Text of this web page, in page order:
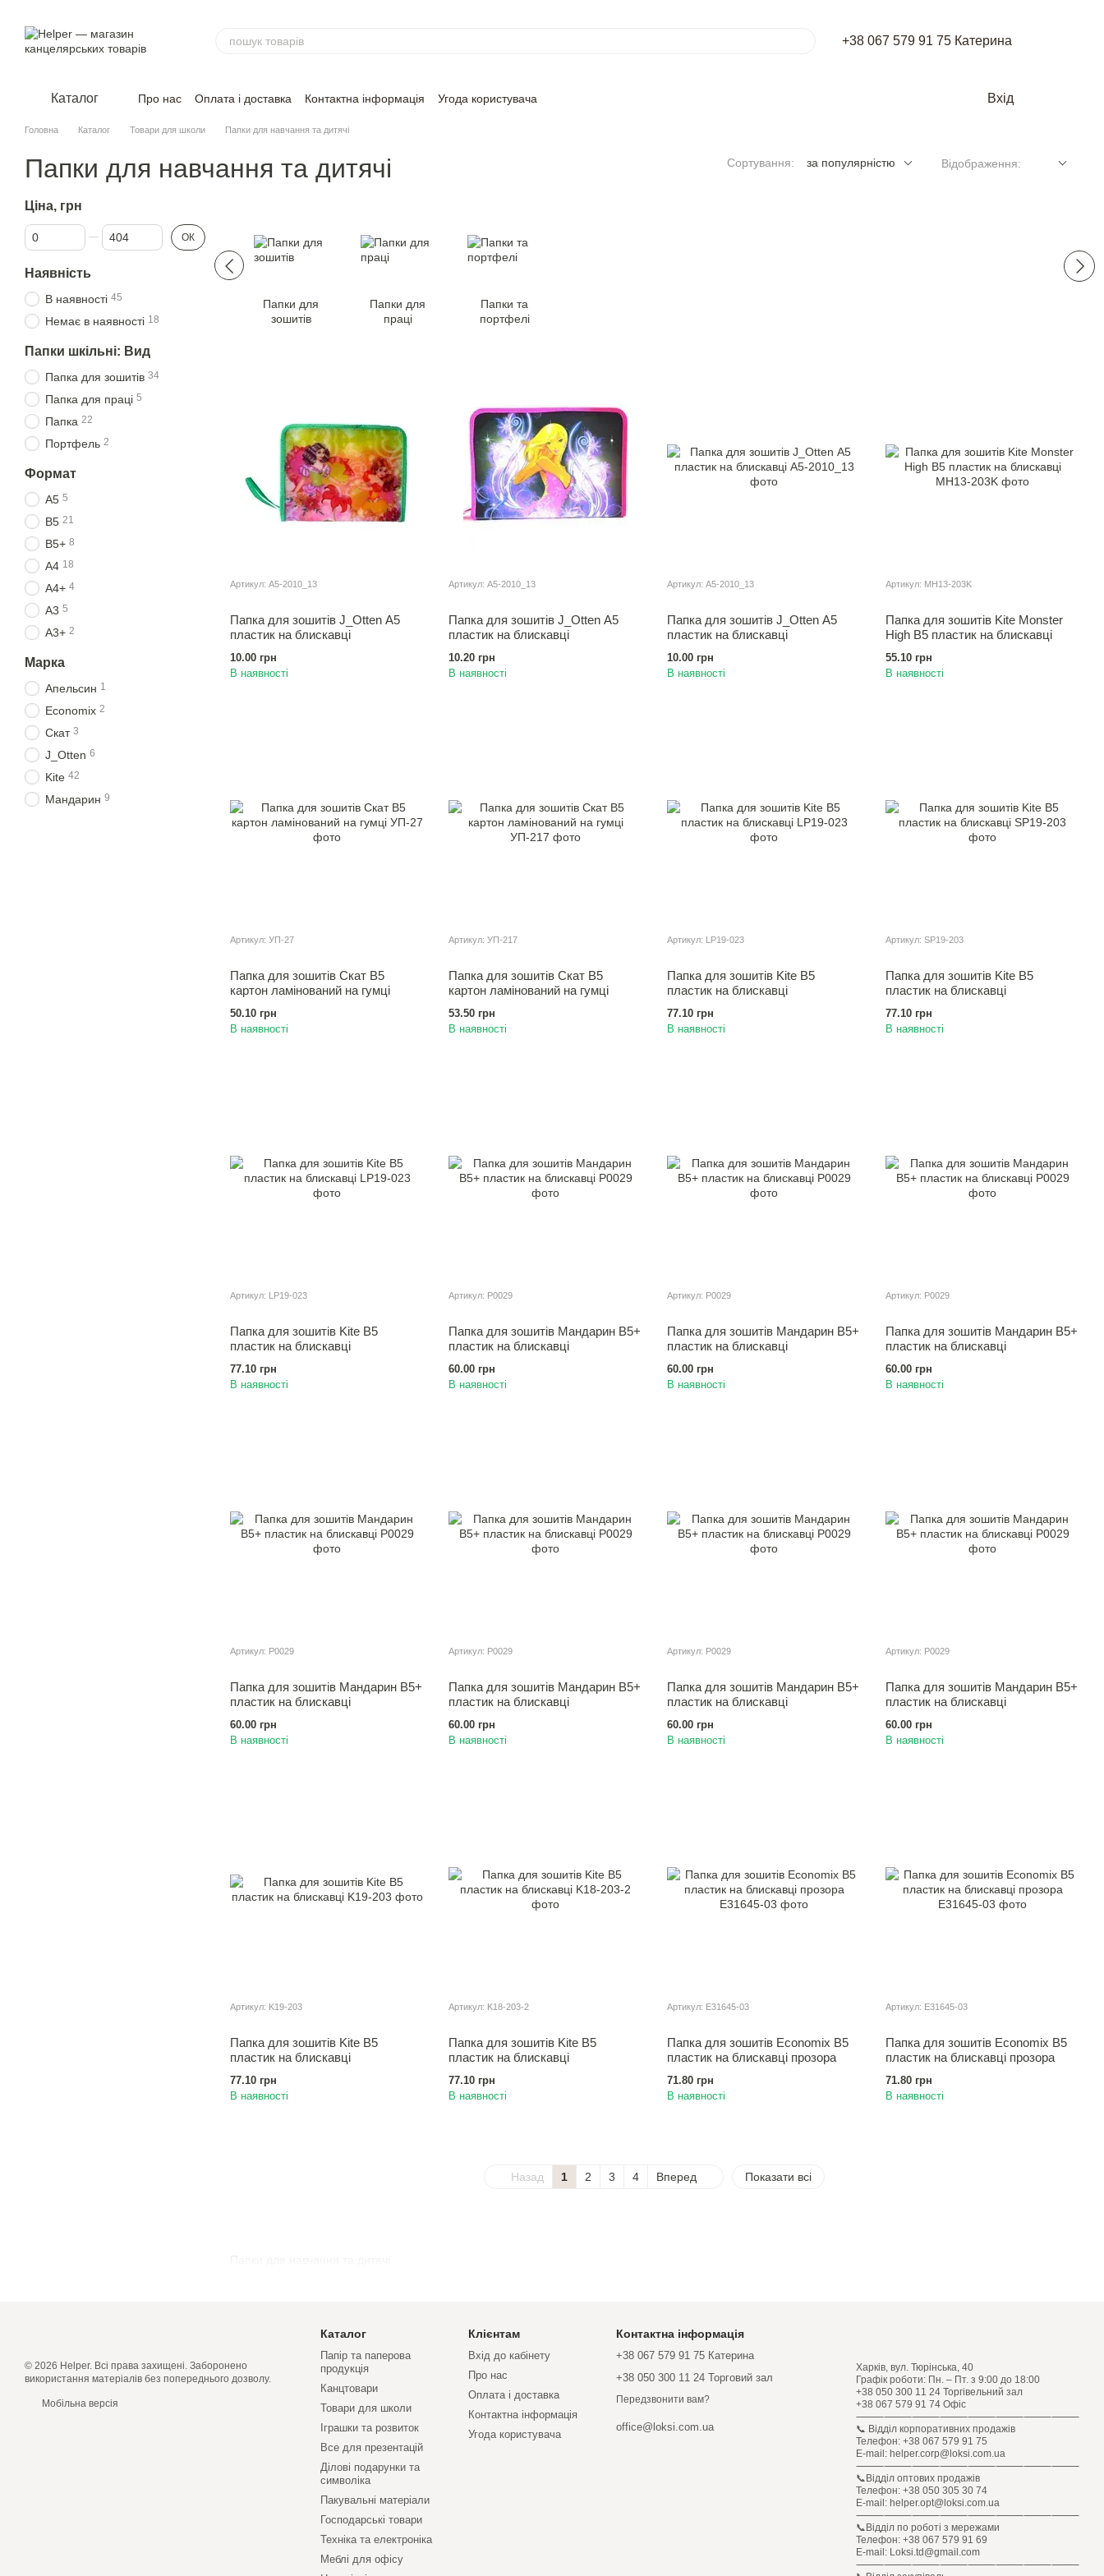
+38 067 579 91 75 Катерина
Каталог Про нас Оплата і доставка Контактна інформація Угода користувача Вхід
Головна Каталог Товари для школи Папки для навчання та дитячі
Папки для навчання та дитячі Сортування: за популярністю Відображення:
Папки для
зошитів
Папки для
праці
Папки та
портфелi
Артикул: A5-2010_13
Папка для зошитiв J_Otten А5
пластик на блискавці
10.00 грн
В наявності
Артикул: A5-2010_13
Папка для зошитiв J_Otten А5
пластик на блискавці
10.20 грн
В наявності
Артикул: A5-2010_13
Папка для зошитiв J_Otten А5
пластик на блискавці
10.00 грн
В наявності
Артикул: MH13-203K
Папка для зошитiв Kite Monster
High В5 пластик на блискавці
55.10 грн
В наявності
Артикул: УП-27
Папка для зошитiв Скат В5
картон ламінований на гумцi
50.10 грн
В наявності
Артикул: УП-217
Папка для зошитiв Скат В5
картон ламінований на гумцi
53.50 грн
В наявності
Артикул: LP19-023
Папка для зошитiв Kite B5
пластик на блискавцi
77.10 грн
В наявності
Артикул: SP19-203
Папка для зошитiв Kite B5
пластик на блискавцi
77.10 грн
В наявності
Артикул: LP19-023
Папка для зошитiв Kite B5
пластик на блискавцi
77.10 грн
В наявності
Артикул: Р0029
Папка для зошитiв Мандарин В5+
пластик на блискавці
60.00 грн
В наявності
Артикул: Р0029
Папка для зошитiв Мандарин В5+
пластик на блискавці
60.00 грн
В наявності
Артикул: Р0029
Папка для зошитiв Мандарин В5+
пластик на блискавці
60.00 грн
В наявності
Артикул: Р0029
Папка для зошитiв Мандарин В5+
пластик на блискавці
60.00 грн
В наявності
Артикул: Р0029
Папка для зошитiв Мандарин В5+
пластик на блискавці
60.00 грн
В наявності
Артикул: Р0029
Папка для зошитiв Мандарин В5+
пластик на блискавці
60.00 грн
В наявності
Артикул: Р0029
Папка для зошитiв Мандарин В5+
пластик на блискавці
60.00 грн
В наявності
Артикул: K19-203
Папка для зошитiв Kite B5
пластик на блискавцi
77.10 грн
В наявності
Артикул: K18-203-2
Папка для зошитiв Kite B5
пластик на блискавцi
77.10 грн
В наявності
Артикул: E31645-03
Папка для зошитiв Economix B5
пластик на блискавцi прозора
71.80 грн
В наявності
Артикул: E31645-03
Папка для зошитiв Economix B5
пластик на блискавцi прозора
71.80 грн
В наявності
Назад 1 2 3 4 Вперед Показати всі
Ціна, грн
Від Ціна, грн
До Ціна, грн ОК
Наявність
В наявності 45
Немає в наявності 18
Папки шкільні: Вид
Папка для зошитiв 34
Папка для працi 5
Папка 22
Портфель 2
Формат
А5 5
В5 21
В5+ 8
А4 18
А4+ 4
А3 5
А3+ 2
Марка
Апельсин 1
Economix 2
Скат 3
J_Otten 6
Kite 42
Мандарин 9
© 2026 Helper. Всі права захищені. Заборонено
використання матеріалів без попереднього дозволу.
Мобільна версія
Каталог
Папір та паперова
продукція
Канцтовари
Товари для школи
Іграшки та розвиток
Все для презентацій
Ділові подарунки та
символіка
Пакувальні матеріали
Господарські товари
Техніка та електроніка
Меблі для офісу
Клієнтам
Вхід до кабінету
Про нас
Оплата і доставка
Контактна інформація
Угода користувача
Контактна інформація
+38 067 579 91 75 Катерина
+38 050 300 11 24 Торговий зал
Передзвонити вам?
office@loksi.com.ua
Харків, вул. Тюрінська, 40
Графік роботи: Пн. – Пт. з 9:00 до 18:00
+38 050 300 11 24 Торгівельний зал
+38 067 579 91 74 Офіс
⸻⸻⸻⸻⸻⸻⸻⸻
📞 Відділ корпоративних продажів
Телефон: +38 067 579 91 75
E-mail: helper.corp@loksi.com.ua
⸻⸻⸻⸻⸻⸻⸻⸻
📞Відділ оптових продажів
Телефон: +38 050 305 30 74
E-mail: helper.opt@loksi.com.ua
⸻⸻⸻⸻⸻⸻⸻⸻
📞Відділ по роботі з мережами
Телефон: +38 067 579 91 69
E-mail: Loksi.td@gmail.com
⸻⸻⸻⸻⸻⸻⸻⸻